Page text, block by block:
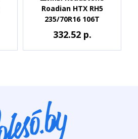
Roadian HTX RH5
235/70R16 106T
332.52 р.